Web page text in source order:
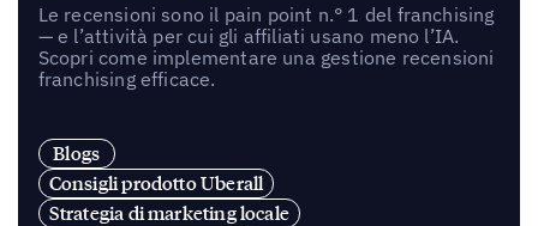
Le recensioni sono il pain point n.° 1 del franchising
— e l’attività per cui gli affiliati usano meno l’IA.
Scopri come implementare una gestione recensioni
franchising efficace.
Blogs
Consigli prodotto Uberall
Strategia di marketing locale